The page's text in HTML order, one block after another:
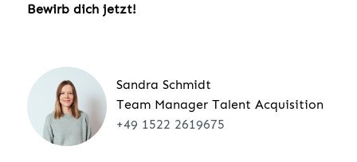
Bewirb dich jetzt!
Sandra Schmidt
Team Manager Talent Acquisition
+49 1522 2619675